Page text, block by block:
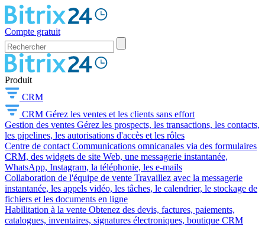
Compte gratuit
Produit
CRM
CRM Gérez les ventes et les clients sans effort
Gestion des ventes Gérez les prospects, les transactions, les contacts,
les pipelines, les autorisations d'accès et les rôles
Centre de contact Communications omnicanales via des formulaires
CRM, des widgets de site Web, une messagerie instantanée,
WhatsApp, Instagram, la téléphonie, les e-mails
Collaboration de l'équipe de vente Travaillez avec la messagerie
instantanée, les appels vidéo, les tâches, le calendrier, le stockage de
fichiers et les documents en ligne
Habilitation à la vente Obtenez des devis, factures, paiements,
catalogues, inventaires, signatures électroniques, boutique CRM